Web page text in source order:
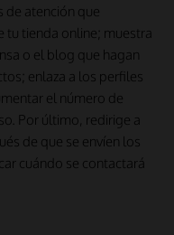
de atención que
tu tienda online; muestra
o el blog que hagan
enlaza a los perfiles
el número de
Por último, redirige a
de que se envíen los
cuándo se contactará